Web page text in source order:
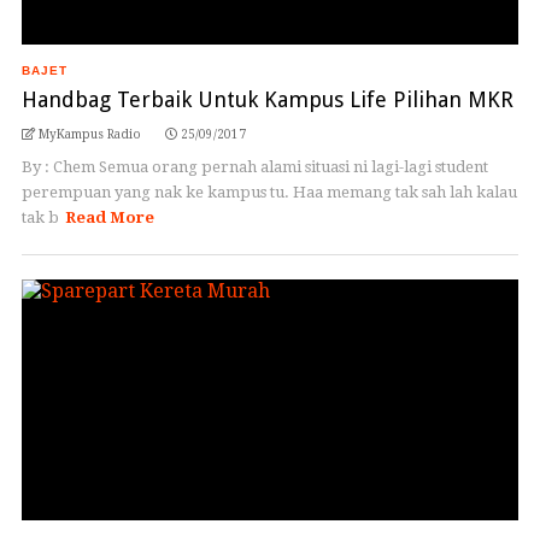
BAJET
Handbag Terbaik Untuk Kampus Life Pilihan MKR
MyKampus Radio 25/09/2017
By : Chem Semua orang pernah alami situasi ni lagi-lagi student
perempuan yang nak ke kampus tu. Haa memang tak sah lah kalau
tak b Read More